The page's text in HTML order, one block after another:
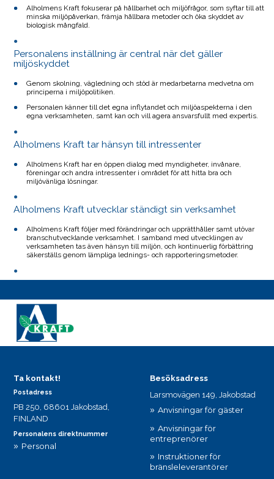
Alholmens Kraft fokuserar på hållbarhet och miljöfrågor, som syftar till att
minska miljöpåverkan, främja hållbara metoder och öka skyddet av
biologisk mångfald.
Personalens inställning är central när det gäller
miljöskyddet
Genom skolning, vägledning och stöd är medarbetarna medvetna om
principerna i miljöpolitiken.
Personalen känner till det egna inflytandet och miljöaspekterna i den
egna verksamheten, samt kan och vill agera ansvarsfullt med expertis.
Alholmens Kraft tar hänsyn till intressenter
Alholmens Kraft har en öppen dialog med myndigheter, invånare,
föreningar och andra intressenter i området för att hitta bra och
miljövänliga lösningar.
Alholmens Kraft utvecklar ständigt sin verksamhet
Alholmens Kraft följer med förändringar och upprätthåller samt utövar
branschutvecklande verksamhet. I samband med utvecklingen av
verksamheten tas även hänsyn till miljön, och kontinuerlig förbättring
säkerställs genom lämpliga lednings- och rapporteringsmetoder.
Ta kontakt!
Postadress
PB 250, 68601 Jakobstad,
FINLAND
Personalens direktnummer
Personal
Besöksadress
Larsmovägen 149, Jakobstad
Anvisningar för gäster
Anvisningar för
entreprenörer
Instruktioner för
bränsleleverantörer